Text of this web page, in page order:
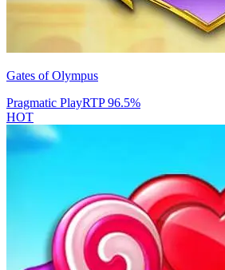
Gates of Olympus
Pragmatic PlayRTP96.5%
HOT